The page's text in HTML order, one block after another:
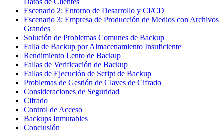
Datos de Clientes
Escenario 2: Entorno de Desarrollo y CI/CD
Escenario 3: Empresa de Producción de Medios con Archivos
Grandes
Solución de Problemas Comunes de Backup
Falla de Backup por Almacenamiento Insuficiente
Rendimiento Lento de Backup
Fallas de Verificación de Backup
Fallas de Ejecución de Script de Backup
Problemas de Gestión de Claves de Cifrado
Consideraciones de Seguridad
Cifrado
Control de Acceso
Backups Inmutables
Conclusión